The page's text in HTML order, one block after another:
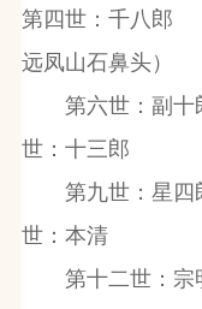
第四世：千八郎
远凤山石鼻头）
第六世：副
世：十三郎
第九世：星
世：本清
第十二世：宗